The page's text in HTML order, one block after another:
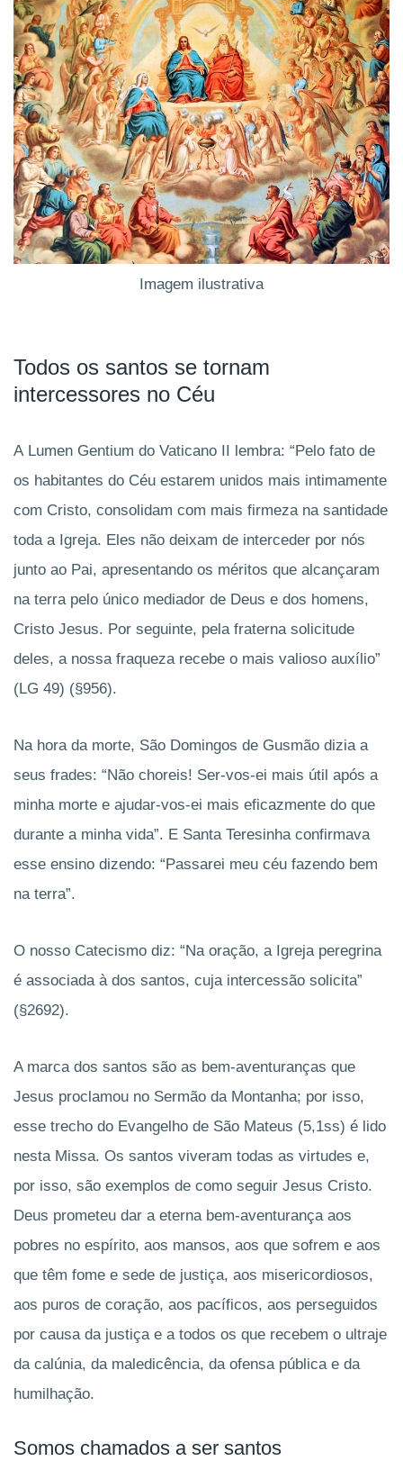
Imagem ilustrativa
Todos os santos se tornam
intercessores no Céu
A Lumen Gentium do Vaticano II lembra: “Pelo fato de
os habitantes do Céu estarem unidos mais intimamente
com Cristo, consolidam com mais firmeza na santidade
toda a Igreja. Eles não deixam de interceder por nós
junto ao Pai, apresentando os méritos que alcançaram
na terra pelo único mediador de Deus e dos homens,
Cristo Jesus. Por seguinte, pela fraterna solicitude
deles, a nossa fraqueza recebe o mais valioso auxílio”
(LG 49) (§956).
Na hora da morte, São Domingos de Gusmão dizia a
seus frades: “Não choreis! Ser-vos-ei mais útil após a
minha morte e ajudar-vos-ei mais eficazmente do que
durante a minha vida”. E Santa Teresinha confirmava
esse ensino dizendo: “Passarei meu céu fazendo bem
na terra”.
O nosso Catecismo diz: “Na oração, a Igreja peregrina
é associada à dos santos, cuja intercessão solicita”
(§2692).
A marca dos santos são as bem-aventuranças que
Jesus proclamou no Sermão da Montanha; por isso,
esse trecho do Evangelho de São Mateus (5,1ss) é lido
nesta Missa. Os santos viveram todas as virtudes e,
por isso, são exemplos de como seguir Jesus Cristo.
Deus prometeu dar a eterna bem-aventurança aos
pobres no espírito, aos mansos, aos que sofrem e aos
que têm fome e sede de justiça, aos misericordiosos,
aos puros de coração, aos pacíficos, aos perseguidos
por causa da justiça e a todos os que recebem o ultraje
da calúnia, da maledicência, da ofensa pública e da
humilhação.
Somos chamados a ser santos